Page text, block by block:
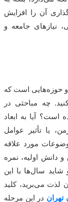
آن را افزایش
نیازهای جامعه و
و حوزه‌هایی است که
چه مباحثی در
آیا به ابعاد
یا تأثیر عوامل
مورد علاقه
دانش اولیه، نمره
شاید سال‌ها با این
لذت می‌برید، کلید
در این مرحله